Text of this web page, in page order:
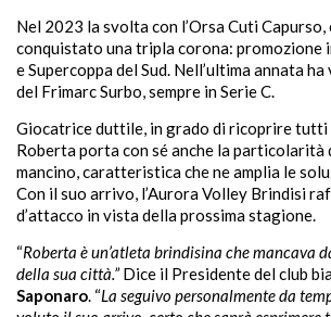
Nel 2023 la svolta con l’Orsa Cuti Capurso,
conquistato una tripla corona: promozione
e Supercoppa del Sud. Nell’ultima annata
del Frimarc Surbo, sempre in Serie C.
Giocatrice duttile, in grado di ricoprire tutti
Roberta porta con sé anche la particolarità
mancino, caratteristica che ne amplia le
Con il suo arrivo, l’Aurora Volley Brindisi
d’attacco in vista della prossima stagione.
“Roberta è un’atleta brindisina che mancava
della sua città.”Dice il Presidente del club
Saponaro. “La seguivo personalmente da